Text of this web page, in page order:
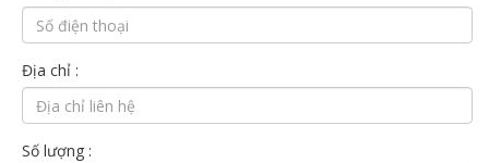
Địa chỉ :
Số lượng :